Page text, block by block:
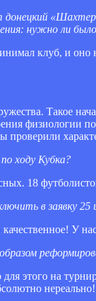
нужно ли
клуб, и
Такое
физиологии
ходу Кубка?
18
в заявку 25
У
этого на